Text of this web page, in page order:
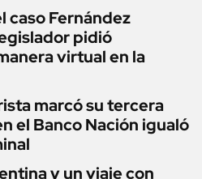
caso Fernández
pidió
virtual en la
marcó su tercera
el Banco Nación igualó
y un viaje con